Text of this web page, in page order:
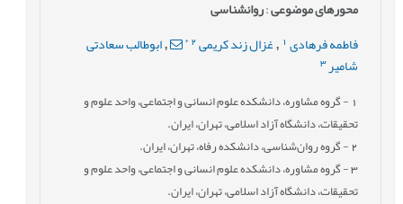
محورهای موضوعی:روانشناسی
فاطمه فرهادی , غزال زند کریمی 2
*
,ابوطالب سعادتی
شامیر 3
- گروه مشاوره، دانشکده علوم انسانی و اجتماعی، واحد علوم و
تحقیقات، دانشگاه آزاد اسلامی، تهران، ایران.
2- گروه روان‌شناسی، دانشکده رفاه، تهران، ایران.
3- گروه مشاوره، دانشکده علوم انسانی و اجتماعی، واحد علوم و
تحقیقات، دانشگاه آزاد اسلامی، تهران، ایران.